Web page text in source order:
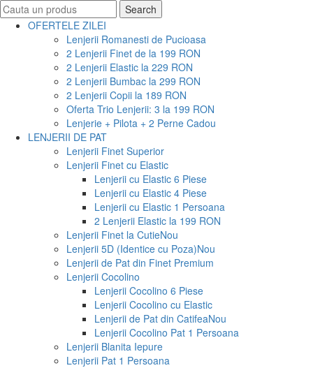
Search
for:
Search
OFERTELE ZILEI
Lenjerii Romanesti de Pucioasa
2 Lenjerii Finet de la 199 RON
2 Lenjerii Elastic la 229 RON
2 Lenjerii Bumbac la 299 RON
2 Lenjerii Copii la 189 RON
Oferta Trio Lenjerii: 3 la 199 RON
Lenjerie + Pilota + 2 Perne Cadou
LENJERII DE PAT
Lenjerii Finet Superior
Lenjerii Finet cu Elastic
Lenjerii cu Elastic 6 Piese
Lenjerii cu Elastic 4 Piese
Lenjerii cu Elastic 1 Persoana
2 Lenjerii Elastic la 199 RON
Lenjerii Finet la CutieNou
Lenjerii 5D (Identice cu Poza)Nou
Lenjerii de Pat din Finet Premium
Lenjerii Cocolino
Lenjerii Cocolino 6 Piese
Lenjerii Cocolino cu Elastic
Lenjerii de Pat din CatifeaNou
Lenjerii Cocolino Pat 1 Persoana
Lenjerii Blanita Iepure
Lenjerii Pat 1 Persoana